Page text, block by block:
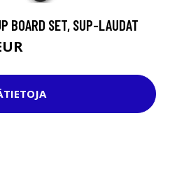
BOARD SET, SUP-LAUDAT